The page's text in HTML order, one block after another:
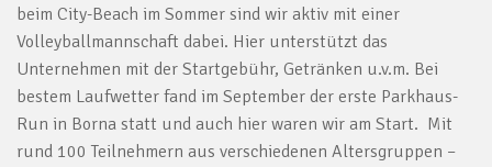
beim City-Beach im Sommer sind wir aktiv mit einer
Volleyballmannschaft dabei. Hier unterstützt das
Unternehmen mit der Startgebühr, Getränken u.v.m. Bei
bestem Laufwetter fand im September der erste Parkhaus-
Run in Borna statt und auch hier waren wir am Start. Mit
rund 100 Teilnehmern aus verschiedenen Altersgruppen –